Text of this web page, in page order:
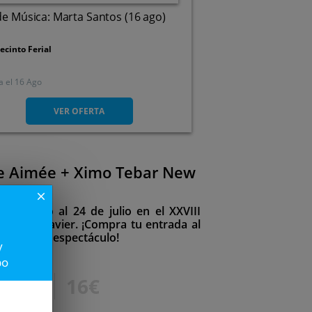
Música: Marta Santos (16 ago)
Ferial
C/ Alcalde José María Tarraga
S/N, 30740. San Pedro Del
Pinatar. Murcia
el 16 Ago
VER OFERTA
Aimée + Ximo Tebar New
de junio al 24 de julio en el XXVIII
San Javier. ¡Compra tu entrada al
del espectáculo!
20€
close